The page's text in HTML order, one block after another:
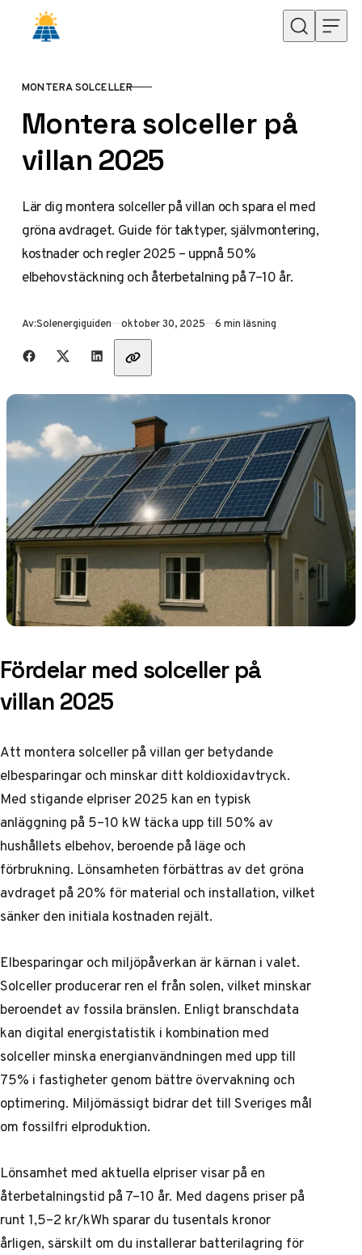
Hoppa till innehåll
KATEGORI
MONTERA SOLCELLER
Montera solceller på
villan 2025
Lär dig montera solceller på villan och spara el med
gröna avdraget. Guide för taktyper, självmontering,
kostnader och regler 2025 – uppnå 50%
elbehovstäckning och återbetalning på 7–10 år.
Av:Solenergiguiden Publicerad
oktober 30, 2025 6 min läsning
Dela med vänner
Fördelar med solceller på
villan 2025
Att montera solceller på villan ger betydande
elbesparingar och minskar ditt koldioxidavtryck.
Med stigande elpriser 2025 kan en typisk
anläggning på 5–10 kW täcka upp till 50% av
hushållets elbehov, beroende på läge och
förbrukning. Lönsamheten förbättras av det gröna
avdraget på 20% för material och installation, vilket
sänker den initiala kostnaden rejält.
Elbesparingar och miljöpåverkan är kärnan i valet.
Solceller producerar ren el från solen, vilket minskar
beroendet av fossila bränslen. Enligt branschdata
kan digital energistatistik i kombination med
solceller minska energianvändningen med upp till
75% i fastigheter genom bättre övervakning och
optimering. Miljömässigt bidrar det till Sveriges mål
om fossilfri elproduktion.
Lönsamhet med aktuella elpriser visar på en
återbetalningstid på 7–10 år. Med dagens priser på
runt 1,5–2 kr/kWh sparar du tusentals kronor
årligen, särskilt om du installerar batterilagring för